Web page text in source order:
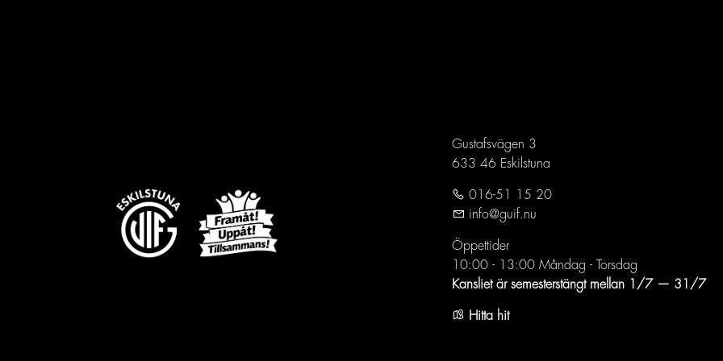
Gustafsvägen 3
633 46 Eskilstuna
016-51 15 20
info@guif.nu
Öppettider
10:00 - 13:00 Måndag - Torsdag
Kansliet är semesterstängt mellan 1/7 — 31/7
Hitta hit